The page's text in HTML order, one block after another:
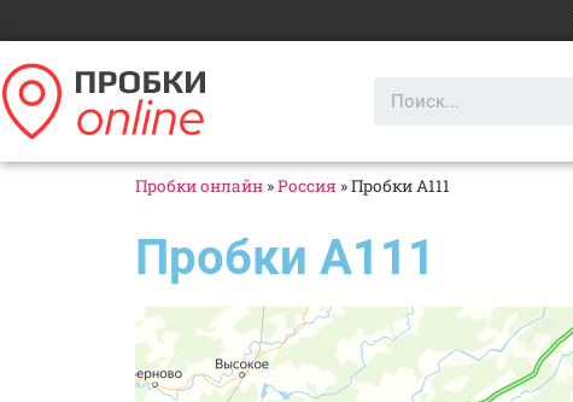
Пробки онлайн »Россия »Пробки А111
Пробки А111
Яндекс Карты
А-111 — Яндекс Карты